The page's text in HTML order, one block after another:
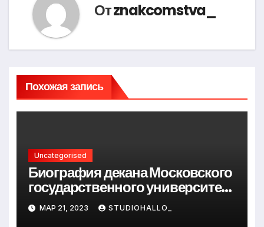
Отznakcomstva_
Похожая запись
Uncategorised
Биография декана Московского
государственного университета
Андрея Сидорова — от студента
до руководителя
МАР 21, 2023 STUDIOHALLO_